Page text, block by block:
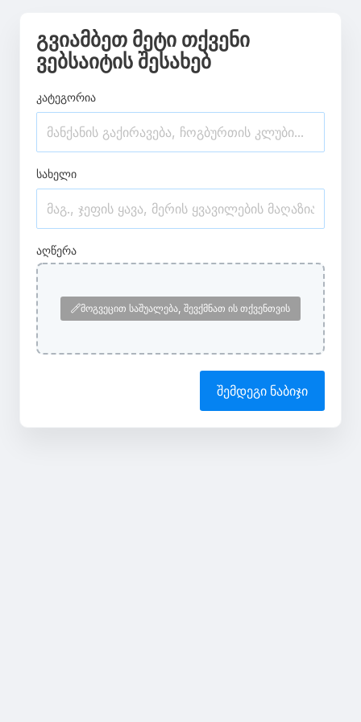
გვიამბეთ მეტი თქვენი
ვებსაიტის შესახებ
კატეგორია
სახელი
აღწერა
მოგვეცით საშუალება, შევქმნათ ის თქვენთვის
შემდეგი ნაბიჯი